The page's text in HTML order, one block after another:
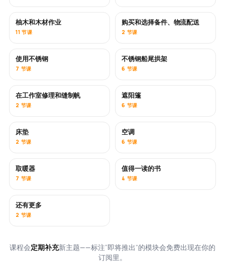
柚木和木材作业
11 节课
即将推出
购买和选择备件、物流配送
2 节课
即将推出
使用不锈钢
7 节课
不锈钢船尾拱架
6 节课
即将推出
在工作室修理和缝制帆
2 节课
遮阳篷
6 节课
床垫
2 节课
即将推出
空调
6 节课
即将推出
取暖器
7 节课
即将推出
值得一读的书
4 节课
即将推出
还有更多
2 节课
课程会定期补充新主题——标注“即将推出”的模块会免费出现在你的
订阅里。